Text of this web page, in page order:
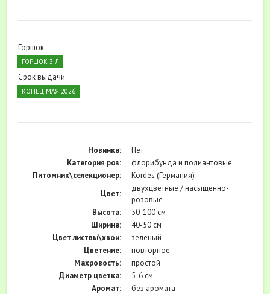
Горшок
ГОРШОК 3 Л
Срок выдачи
КОНЕЦ МАЯ 2026
Новинка:
Нет
Категория роз:
флорибунда и полиантовые
Питомник\селекционер:
Kordes (Германия)
Цвет:
двухцветные / насыщенно-
розовые
Высота:
50-100 см
Ширина:
40-50 см
Цвет листвы\хвои:
зеленый
Цветение:
повторное
Махровость:
простой
Диаметр цветка:
5-6 см
Аромат:
без аромата